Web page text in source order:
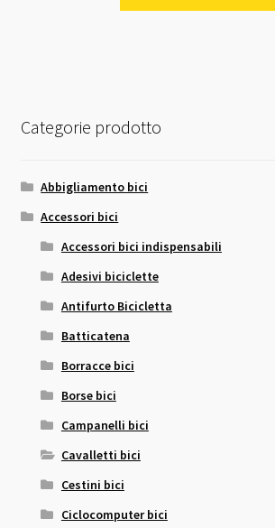
Categorie prodotto
Abbigliamento bici
Accessori bici
Accessori bici indispensabili
Adesivi biciclette
Antifurto Bicicletta
Batticatena
Borracce bici
Borse bici
Campanelli bici
Cavalletti bici
Cestini bici
Ciclocomputer bici